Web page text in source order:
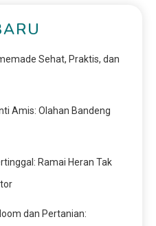
Sehat, Praktis, dan
Amis: Olahan Bandeng
Ramai Heran Tak
dan Pertanian: